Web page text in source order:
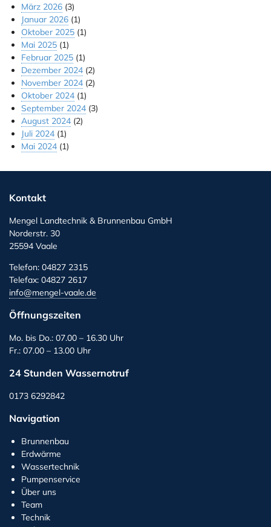
März 2026 (3)
Januar 2026 (1)
Oktober 2025 (1)
Mai 2025 (1)
Februar 2025 (1)
Dezember 2024 (2)
November 2024 (2)
Oktober 2024 (1)
September 2024 (3)
August 2024 (2)
Juli 2024 (1)
Mai 2024 (1)
Kontakt
Mengel Landtechnik & Brunnenbau GmbH
Norderstr. 30
25594 Vaale
Telefon: 04827 2315
Telefax: 04827 2617
info@mengel-vaale.de
Öffnungszeiten
Mo. bis Do.: 07.00 – 16.30 Uhr
Fr.: 07.00 – 13.00 Uhr
24 Stunden Wassernotruf
0173 6292842
Navigation
Brunnenbau
Erdwärme
Wassertechnik
Pumpenservice
Über uns
Team
Technik